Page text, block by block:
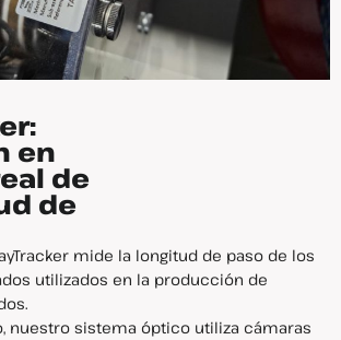
en
de
de
mide la longitud de paso de los
utilizados en la producción de
nuestro sistema óptico utiliza cámaras